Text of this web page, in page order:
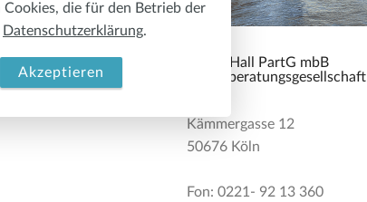
Hall & Hall PartG mbB
Steuerberatungsgesellschaft
Kämmergasse 12
50676 Köln
Fon: 0221- 92 13 360
Cookies, die für den Betrieb der
Datenschutzerklärung.
Akzeptieren